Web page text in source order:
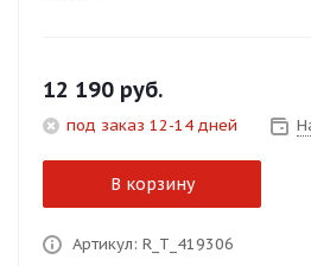
12 190 руб.
под заказ 12-14 дней
В корзину
Артикул: R_T_419306
Оставшиеся 75
% будут
списыватьсяс вашей
25%каждые 2 недели